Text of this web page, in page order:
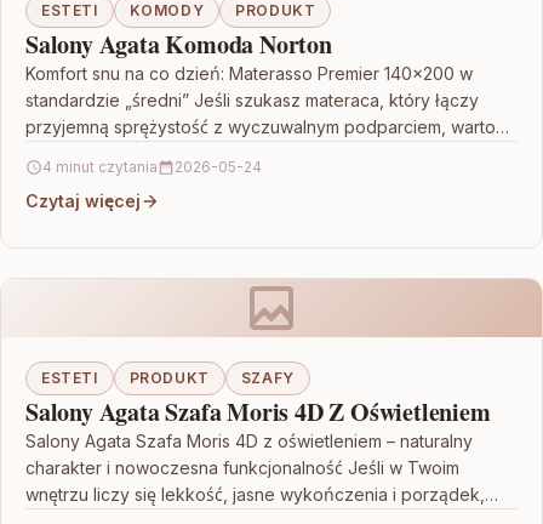
ESTETI KOMODY PRODUKT
Salony Agata Komoda Norton
Komfort snu na co dzień: Materasso Premier 140×200 w
standardzie „średni” Jeśli szukasz materaca, który łączy
przyjemną sprężystość z wyczuwalnym podparciem, warto
4 minut czytania 2026-05-24
Czytaj więcej
ESTETI PRODUKT SZAFY
Salony Agata Szafa Moris 4D Z Oświetleniem
Salony Agata Szafa Moris 4D z oświetleniem – naturalny
charakter i nowoczesna funkcjonalność Jeśli w Twoim
wnętrzu liczy się lekkość, jasne wykończenia i porządek,…